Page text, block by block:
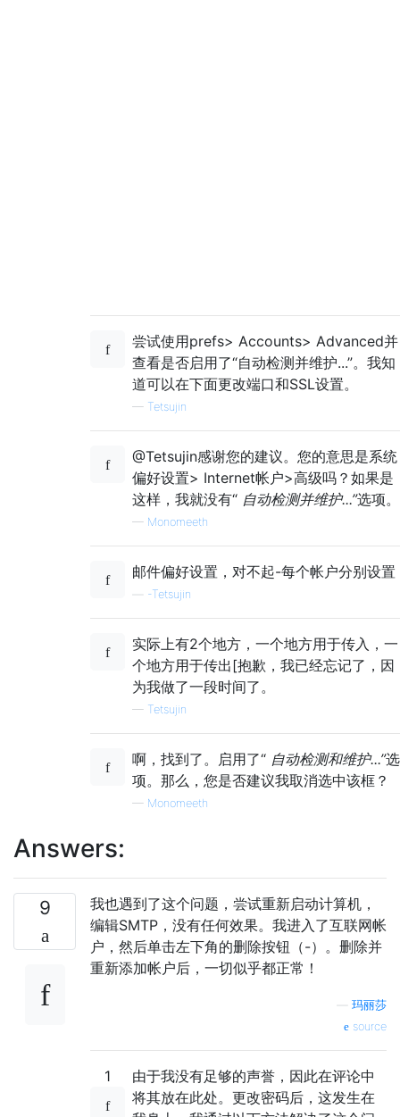
尝试使用prefs> Accounts> Advanced并
查看是否启用了“自动检测并维护...”。我知
道可以在下面更改端口和SSL设置。
— Tetsujin
@Tetsujin感谢您的建议。您的意思是系统
偏好设置> Internet帐户>高级吗？如果是
这样，我就没有“ 自动检测并维护...”选项。
— Monomeeth
邮件偏好设置，对不起-每个帐户分别设置
-Tetsujin
实际上有2个地方，一个地方用于传入，一
个地方用于传出[抱歉，我已经忘记了，因
为我做了一段时间了。
— Tetsujin
啊，找到了。启用了“ 自动检测和维护...”选
项。那么，您是否建议我取消选中该框？
— Monomeeth
Answers:
9
我也遇到了这个问题，尝试重新启动计算机，
编辑SMTP，没有任何效果。我进入了互联网帐
户，然后单击左下角的删除按钮（-）。删除并
重新添加帐户后，一切似乎都正常！
玛丽莎
source
1
由于我没有足够的声誉，因此在评论中
将其放在此处。更改密码后，这发生在